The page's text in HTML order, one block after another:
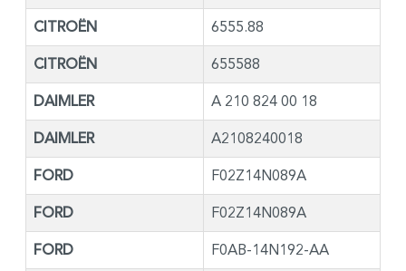
CITROËN 6555.88
CITROËN 655588
DAIMLER A 210 824 00 18
DAIMLER A2108240018
FORD F02Z14N089A
FORD F02Z14N089A
FORD F0AB-14N192-AA